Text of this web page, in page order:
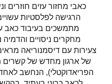
כאבי מחזור עזים
הרגישה לפלסטיות
מתמשכים בעיבוד כאב
מחקרים ניסויים והדמיה
צעירות עם דיסמנוריאה
של ארגון מחדש של קשרים
הפריאדוקטלי), הנחשב